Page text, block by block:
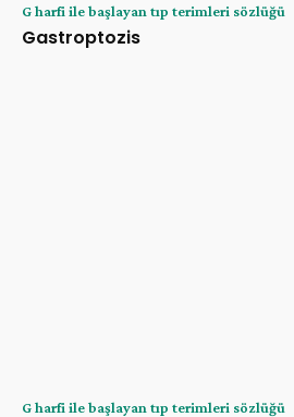
G harfi ile başlayan tıp terimleri sözlüğü
Gastroptozis
G harfi ile başlayan tıp terimleri sözlüğü